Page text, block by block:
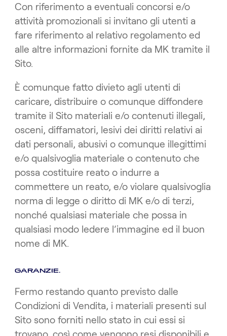
Con riferimento a eventuali concorsi e/o
attività promozionali si invitano gli utenti a
fare riferimento al relativo regolamento ed
alle altre informazioni fornite da MK tramite il
Sito.
È comunque fatto divieto agli utenti di
caricare, distribuire o comunque diffondere
tramite il Sito materiali e/o contenuti illegali,
osceni, diffamatori, lesivi dei diritti relativi ai
dati personali, abusivi o comunque illegittimi
e/o qualsivoglia materiale o contenuto che
possa costituire reato o indurre a
commettere un reato, e/o violare qualsivoglia
norma di legge o diritto di MK e/o di terzi,
nonché qualsiasi materiale che possa in
qualsiasi modo ledere l’immagine ed il buon
nome di MK.
GARANZIE.
Fermo restando quanto previsto dalle
Condizioni di Vendita, i materiali presenti sul
Sito sono forniti nello stato in cui essi si